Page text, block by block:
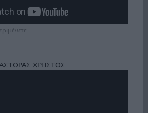
ΧΡΗΣΤΟΣ